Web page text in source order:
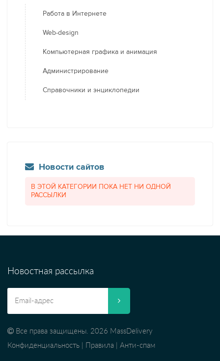
Работа в Интернете
Web-design
Компьютерная графика и анимация
Администрирование
Справочники и энциклопедии
Новости сайтов
В ЭТОЙ КАТЕГОРИИ ПОКА НЕТ НИ ОДНОЙ
РАССЫЛКИ
Новостная рассылка
Все права защищены. 2026 MassDelivery
Конфиденциальность
Правила Анти-спам